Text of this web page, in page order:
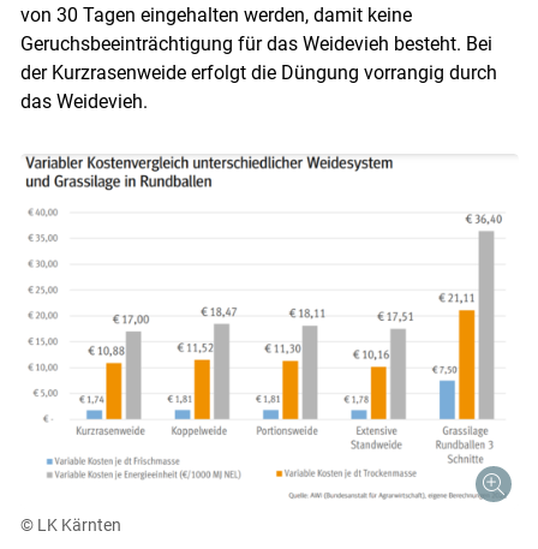
von 30 Tagen eingehalten werden, damit keine
Geruchsbeeinträchtigung für das Weidevieh besteht. Bei
der Kurzrasenweide erfolgt die Düngung vorrangig durch
das Weidevieh.
© LK Kärnten